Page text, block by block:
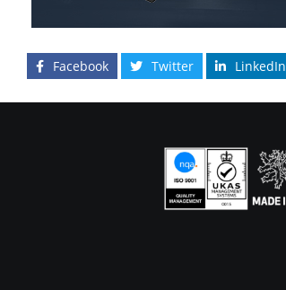
Facebook Twitter LinkedIn